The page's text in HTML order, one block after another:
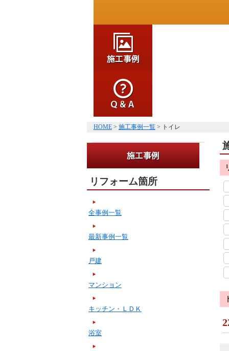
HOME> 施工事例一覧> トイレ
リフォーム箇所
全事例一覧
最新事例一覧
戸建
マンション
キッチン・ＬＤＫ
浴室